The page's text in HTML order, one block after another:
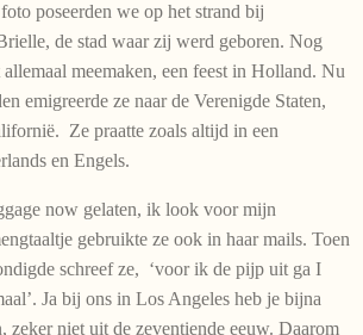
poseerden we op het strand bij
de stad waar zij werd geboren. Nog
meemaken, een feest in Holland. Nu
emigreerde ze naar de Verenigde Staten,
Ze praatte zoals altijd in een
en Engels.
now gelaten, ik look voor mijn
gebruikte ze ook in haar mails. Toen
schreef ze, ‘voor ik de pijp uit ga I
Ja bij ons in Los Angeles heb je bijna
zeker niet uit de zeventiende eeuw. Daarom